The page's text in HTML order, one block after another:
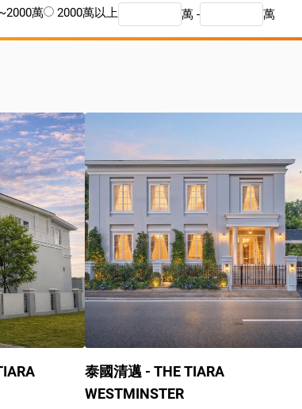
萬 2000萬以上 萬 - 萬
泰國清邁 - THE TIARA
WESTMINSTER